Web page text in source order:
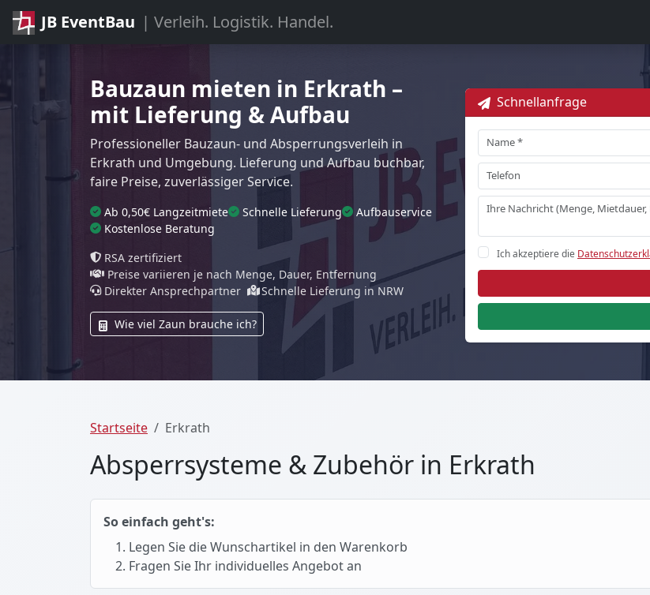
JB EventBau | Verleih. Logistik. Handel.
Bauzaun mieten in Erkrath –
mit Lieferung & Aufbau
Professioneller Bauzaun- und Absperrungsverleih in
Erkrath und Umgebung. Lieferung und Aufbau buchbar,
faire Preise, zuverlässiger Service.
Ab 0,50€ Langzeitmiete Schnelle Lieferung
Aufbauservice
Kostenlose Beratung
RSA zertifiziert
Preise variieren je nach Menge, Dauer, Entfernung
Direkter Ansprechpartner
Schnelle Lieferung in NRW
Wie viel Zaun brauche ich?
Schnellanfrage
Ich akzeptiere die
Startseite Erkrath
Absperrsysteme & Zubehör in Erkrath
So einfach geht's:
Legen Sie die Wunschartikel in den Warenkorb
Fragen Sie Ihr individuelles Angebot an